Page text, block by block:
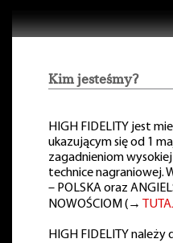
Kim jesteśmy?
HIGH FIDELITY jest
ukazującym się od 1
zagadnieniom
technice nagraniowej.
– POLSKA oraz
NOWOŚCIOM (→
HIGH FIDELITY